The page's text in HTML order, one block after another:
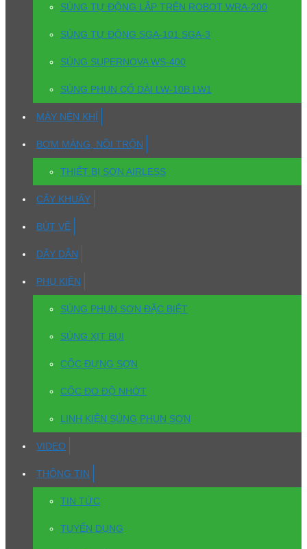
SÚNG TỰ ĐỘNG LẮP TRÊN ROBOT WRA-200
SÚNG TỰ ĐỘNG SGA-101 SGA-3
SÚNG SUPERNOVA WS-400
SÚNG PHUN CỔ DÀI LW-10B LW1
MÁY NÉN KHÍ
BƠM MÀNG, NỒI TRỘN
THIẾT BỊ SƠN AIRLESS
CÂY KHUẤY
BÚT VẼ
DÂY DẪN
PHỤ KIỆN
SÚNG PHUN SƠN ĐẶC BIỆT
SÚNG XỊT BỤI
CỐC ĐỰNG SƠN
CỐC ĐO ĐỘ NHỚT
LINH KIỆN SÚNG PHUN SƠN
VIDEO
THÔNG TIN
TIN TỨC
TUYỂN DỤNG